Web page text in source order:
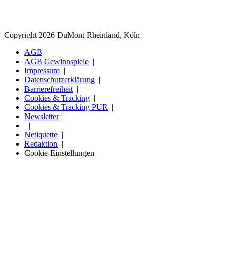
Copyright 2026 DuMont Rheinland, Köln
AGB
AGB Gewinnspiele
Impressum
Datenschutzerklärung
Barrierefreiheit
Cookies & Tracking
Cookies & Tracking PUR
Newsletter
Netiquette
Redaktion
Cookie-Einstellungen